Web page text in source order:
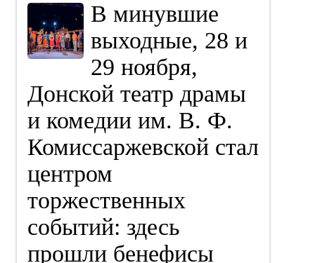
В минувшие
выходные, 28 и
29 ноября,
Донской театр драмы
и комедии им. В. Ф.
Комиссаржевской стал
центром
торжественных
событий: здесь
прошли бенефисы